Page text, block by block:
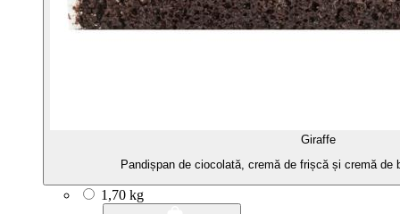
Giraffe
Pandișpan de ciocolată, cremă de frișcă și cremă de
1,70 kg